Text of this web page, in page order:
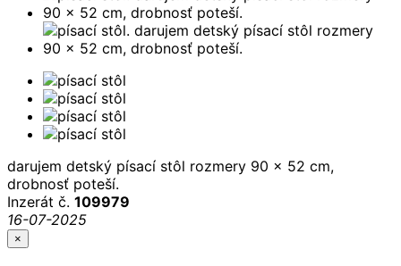
darujem detský písací stôl rozmery 90 x 52 cm,
drobnosť poteší.
Inzerát č. 109979
16-07-2025
×